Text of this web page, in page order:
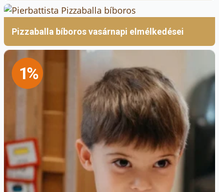
Pizzaballa bíboros vasárnapi elmélkedései
1%